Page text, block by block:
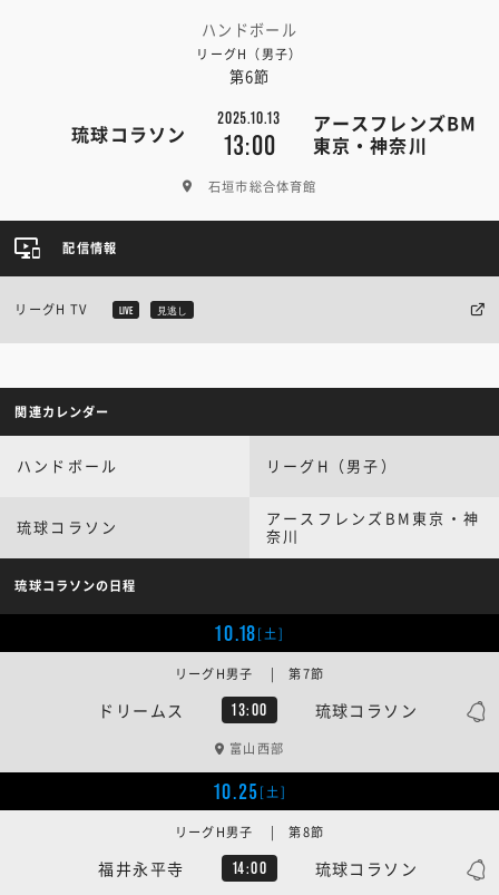
ハンドボール
リーグH（男子）
第6節
琉球コラソン
2025.10.13
13:00
アースフレンズBM
東京・神奈川
石垣市総合体育館
配信情報
リーグH TV LIVE 見逃し
関連カレンダー
ハンドボール リーグH（男子）
琉球コラソン
アースフレンズBM東京・神
奈川
琉球コラソンの日程
10.18[土]
ドリームス 13:00 琉球コラソン
リーグH男子 | 第7節
富山西部
10.25[土]
福井永平寺 14:00 琉球コラソン
リーグH男子 | 第8節